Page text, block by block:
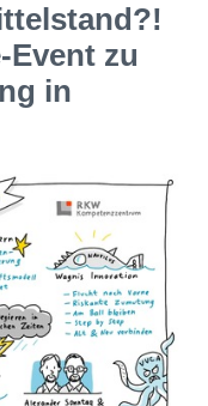
Event zu
in